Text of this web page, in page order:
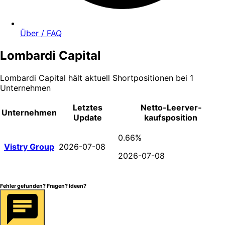
Über / FAQ
Lombardi Capital
Lombardi Capital hält aktuell Shortpositionen bei 1
Unternehmen
Unternehmen
Letztes
Update
Netto-Leer­ver­
kaufsposition
Vistry Group 2026-07-08
0.66%
2026-07-08
Fehler gefunden? Fragen? Ideen?